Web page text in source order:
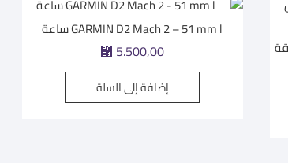
GARMIN D2 Mach 2 – 51 mm l ساعة
⃁ 5.500,00
إضافة إلى السلة